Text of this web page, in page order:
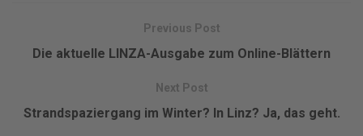
Previous Post
Die aktuelle LINZA-Ausgabe zum Online-Blättern
Next Post
Strandspaziergang im Winter? In Linz? Ja, das geht.